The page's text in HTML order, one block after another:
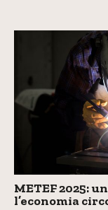
METEF 2025:
l’economia